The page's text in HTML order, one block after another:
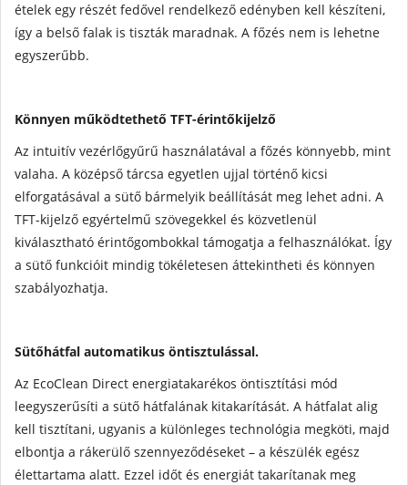
ételek egy részét fedővel rendelkező edényben kell készíteni,
így a belső falak is tiszták maradnak. A főzés nem is lehetne
egyszerűbb.
Könnyen működtethető TFT-érintőkijelző
Az intuitív vezérlőgyűrű használatával a főzés könnyebb, mint
valaha. A középső tárcsa egyetlen ujjal történő kicsi
elforgatásával a sütő bármelyik beállítását meg lehet adni. A
TFT-kijelző egyértelmű szövegekkel és közvetlenül
kiválasztható érintőgombokkal támogatja a felhasználókat. Így
a sütő funkcióit mindig tökéletesen áttekintheti és könnyen
szabályozhatja.
Sütőhátfal automatikus öntisztulással.
Az EcoClean Direct energiatakarékos öntisztítási mód
leegyszerűsíti a sütő hátfalának kitakarítását. A hátfalat alig
kell tisztítani, ugyanis a különleges technológia megköti, majd
elbontja a rákerülő szennyeződéseket – a készülék egész
élettartama alatt. Ezzel időt és energiát takarítanak meg